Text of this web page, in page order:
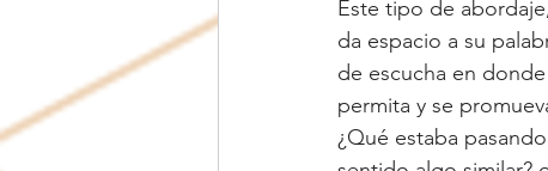
Este tipo de
da espacio a su
de escucha en
permita y se
¿Qué estaba